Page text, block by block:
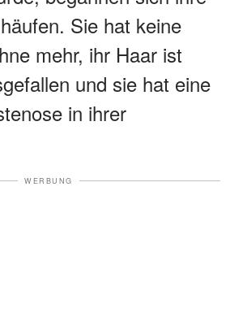
Sie hat keine
mehr, ihr Haar ist
und sie hat eine
in ihrer
WERBUNG